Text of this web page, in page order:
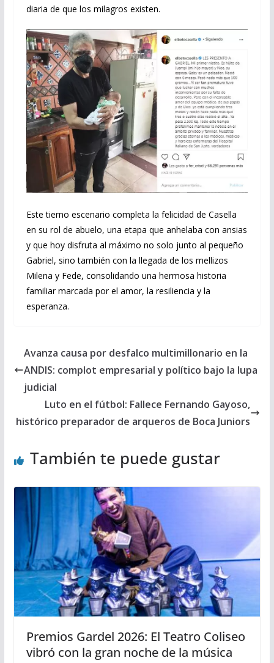
diaria de que los milagros existen.
Este tierno escenario completa la felicidad de Casella
en su rol de abuelo, una etapa que anhelaba con ansias
y que hoy disfruta al máximo no solo junto al pequeño
Gabriel, sino también con la llegada de los mellizos
Milena y Fede, consolidando una hermosa historia
familiar marcada por el amor, la resiliencia y la
esperanza.
Avanza causa por desfalco multimillonario en la
ANDIS: complot empresarial y político bajo la lupa
judicial
Luto en el fútbol: Fallece Fernando Gayoso,
histórico preparador de arqueros de Boca Juniors
También te puede gustar
Premios Gardel 2026: El Teatro Coliseo
vibró con la gran noche de la música